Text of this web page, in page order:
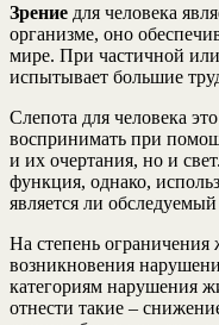
Зрение для человека
организме, оно
мире. При частичной
испытывает большие
Слепота для человека
воспринимать при
и их очертания, но и
функция, однако,
является ли
На степень ограничения
возникновения
категориям нарушения
отнести такие –